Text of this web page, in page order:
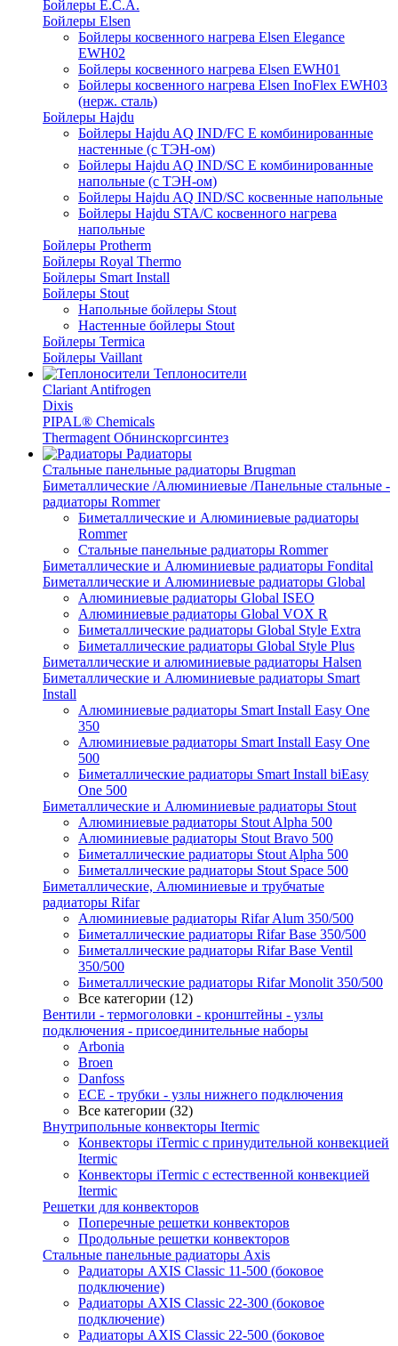
Бойлеры E.C.A.
Бойлеры Elsen
Бойлеры косвенного нагрева Elsen Elegance
EWH02
Бойлеры косвенного нагрева Elsen EWH01
Бойлеры косвенного нагрева Elsen InoFlex EWH03
(нерж. сталь)
Бойлеры Hajdu
Бойлеры Hajdu AQ IND/FC E комбинированные
настенные (с ТЭН-ом)
Бойлеры Hajdu AQ IND/SC E комбинированные
напольные (с ТЭН-ом)
Бойлеры Hajdu AQ IND/SC косвенные напольные
Бойлеры Hajdu STA/C косвенного нагрева
напольные
Бойлеры Protherm
Бойлеры Royal Thermo
Бойлеры Smart Install
Бойлеры Stout
Напольные бойлеры Stout
Настенные бойлеры Stout
Бойлеры Termica
Бойлеры Vaillant
Теплоносители
Clariant Antifrogen
Dixis
PIPAL® Chemicals
Thermagent Обнинскоргсинтез
Радиаторы
Стальные панельные радиаторы Brugman
Биметаллические /Алюминиевые /Панельные стальные -
радиаторы Rommer
Биметаллические и Алюминиевые радиаторы
Rommer
Стальные панельные радиаторы Rommer
Биметаллические и Алюминиевые радиаторы Fondital
Биметаллические и Алюминиевые радиаторы Global
Алюминиевые радиаторы Global ISEO
Алюминиевые радиаторы Global VOX R
Биметаллические радиаторы Global Style Extra
Биметаллические радиаторы Global Style Plus
Биметаллические и алюминиевые радиаторы Halsen
Биметаллические и Алюминиевые радиаторы Smart
Install
Алюминиевые радиаторы Smart Install Easy One
350
Алюминиевые радиаторы Smart Install Easy One
500
Биметаллические радиаторы Smart Install biEasy
One 500
Биметаллические и Алюминиевые радиаторы Stout
Алюминиевые радиаторы Stout Alpha 500
Алюминиевые радиаторы Stout Bravo 500
Биметаллические радиаторы Stout Alpha 500
Биметаллические радиаторы Stout Space 500
Биметаллические, Алюминиевые и трубчатые
радиаторы Rifar
Алюминиевые радиаторы Rifar Alum 350/500
Биметаллические радиаторы Rifar Base 350/500
Биметаллические радиаторы Rifar Base Ventil
350/500
Биметаллические радиаторы Rifar Monolit 350/500
Все категории (12)
Вентили - термоголовки - кронштейны - узлы
подключения - присоединительные наборы
Arbonia
Broen
Danfoss
ECE - трубки - узлы нижнего подключения
Все категории (32)
Внутрипольные конвекторы Itermic
Конвекторы iTermic c принудительной конвекцией
Itermic
Конвекторы iTermic с естественной конвекцией
Itermic
Решетки для конвекторов
Поперечные решетки конвекторов
Продольные решетки конвекторов
Стальные панельные радиаторы Axis
Радиаторы AXIS Classic 11-500 (боковое
подключение)
Радиаторы AXIS Classic 22-300 (боковое
подключение)
Радиаторы AXIS Classic 22-500 (боковое